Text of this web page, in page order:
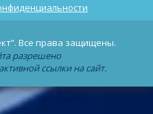
Все права защищены.
разрешено
ссылки на сайт.